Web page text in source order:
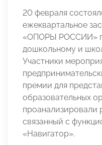
20 февраля
ежеквартальное
«ОПОРЫ РОССИИ»
дошкольному и
Участники
премии для
образовательных
проанализировали
связанный с
«Навигатор».